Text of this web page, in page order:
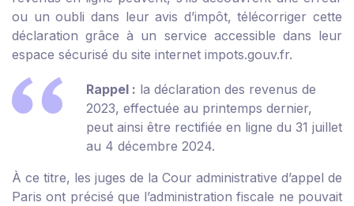
ou un oubli dans leur avis d’impôt, télécorriger cette
déclaration grâce à un service accessible dans leur
espace sécurisé du site internet impots.gouv.fr.
Rappel : la déclaration des revenus de
2023, effectuée au printemps dernier,
peut ainsi être rectifiée en ligne du 31 juillet
au 4 décembre 2024.
À ce titre, les juges de la Cour administrative d’appel de
Paris ont précisé que l’administration fiscale ne pouvait